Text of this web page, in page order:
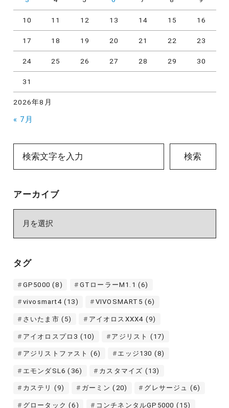
2026年8月
10 11 12 13 14 15 16
17 18 19 20 21 22 23
24 25 26 27 28 29 30
31
« 7月
検索
アーカイブ
ブ
タグ
GP5000 (8) GTローラーM1.1 (6)
vivosmart4(13) VIVOSMART5 (6)
さいたま市 (5) アイオロスXXX4 (9)
アイオロスプロ3 (10) アジリスト (17)
アジリストファスト (6) エッジ130 (8)
エモンダSL6 (36) カスタマイズ (13)
カステリ (9) ガーミン (20) グレサージュ (6)
グロータック (6) コンチネンタルGP5000 (15)